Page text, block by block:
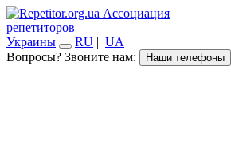
Ассоциация
репетиторов
Украины
RU | UA
Вопросы? Звоните нам:
Наши телефоны